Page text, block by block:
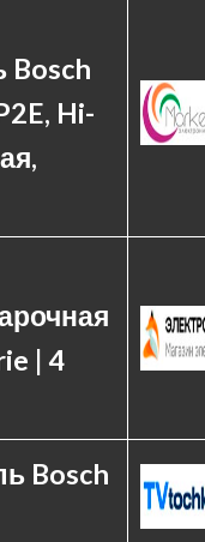
Bosch
Hi-
| 4
Bosch